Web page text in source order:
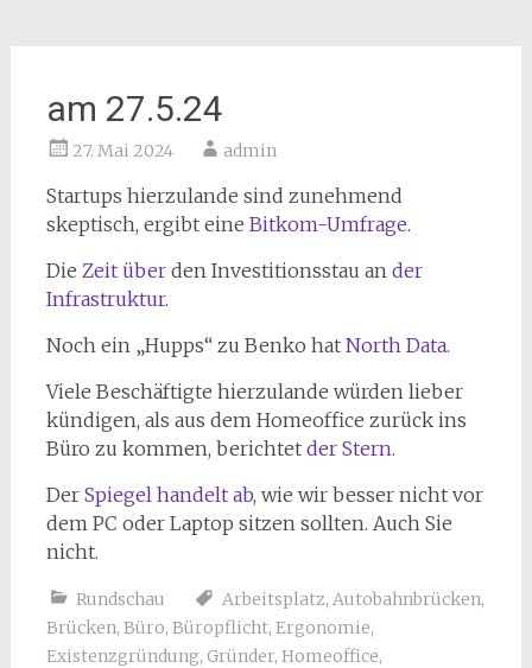
am 27.5.24
27. Mai 2024 admin
Startups hierzulande sind zunehmend
skeptisch, ergibt eine Bitkom-Umfrage.
Die Zeit überden Investitionsstau an der
Infrastruktur.
Noch ein „Hupps“ zu Benko hat North Data.
Viele Beschäftigte hierzulande würden lieber
kündigen, als aus dem Homeoffice zurück ins
Büro zu kommen, berichtet der Stern.
Der Spiegel handelt ab, wie wir besser nicht vor
dem PC oder Laptop sitzen sollten. Auch Sie
nicht.
Rundschau Arbeitsplatz, Autobahnbrücken,
Brücken, Büro, Büropflicht, Ergonomie,
Existenzgründung, Gründer, Homeoffice,